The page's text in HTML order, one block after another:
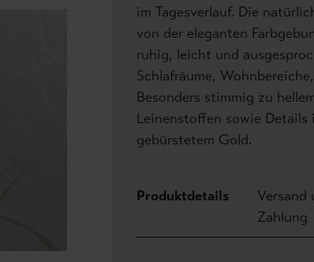
im Tagesverlauf. Die
von der eleganten
ruhig, leicht und
Schlafräume,
Besonders stimmig zu
Leinenstoffen sowie
gebürstetem Gold.
Produktdetails
Versand
Zahlung